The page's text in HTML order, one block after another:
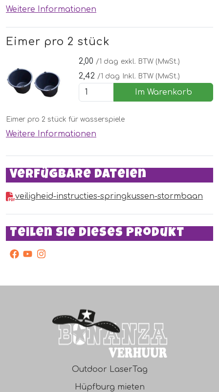
Geräusch des Gebläses
Weitere Informationen
Eimer pro 2 stück
2,00 /1 dag exkl. BTW (MwSt.)
2,42 /1 dag Inkl. BTW (MwSt.)
Im Warenkorb
Eimer pro 2 stück für wasserspiele
Weitere Informationen
Verfügbare Dateien
veiligheid-instructies-springkussen-stormbaan
Teilen Sie dieses Produkt
facebook
Youtube
Instagram
Outdoor LaserTag
Hüpfburg mieten